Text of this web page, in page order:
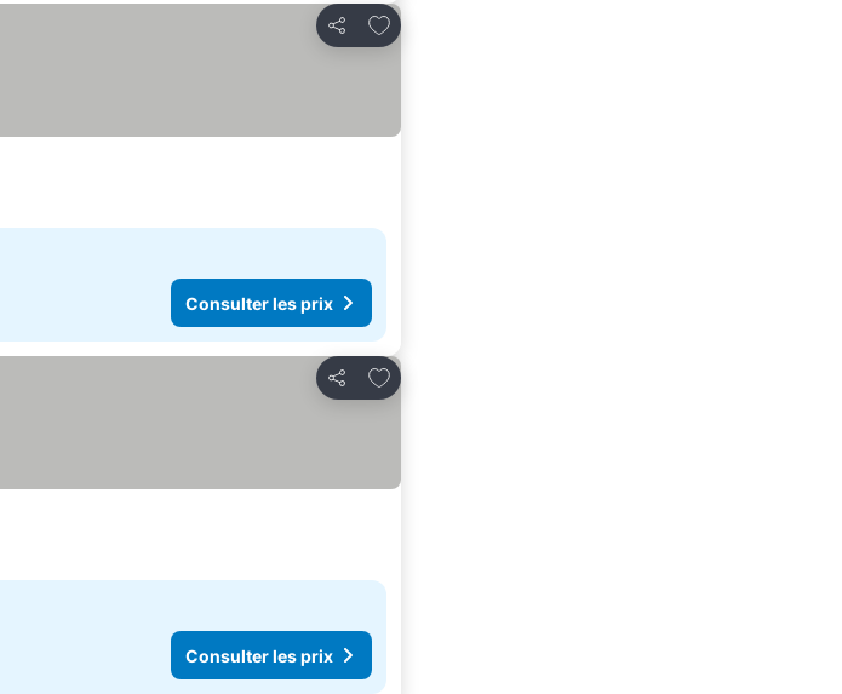
Partager
Ajouter à mes favoris
Consulter les prix
Partager
Ajouter à mes favoris
Consulter les prix